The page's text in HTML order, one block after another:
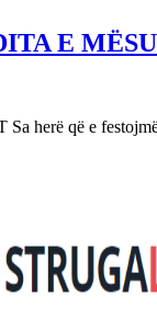
E
herë që e